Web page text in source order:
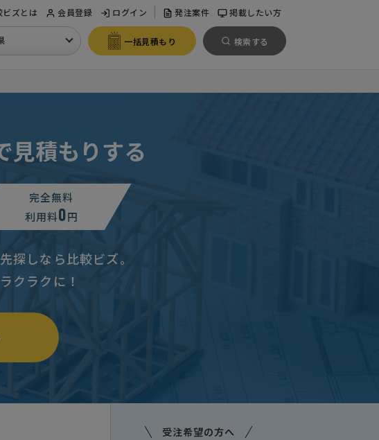
ビズとは 会員登録 ログイン 発注案件 掲載したい方
一括見積もり 検索する
見積もりする
完全無料
利用料0円
探しなら比較ビズ。
クラクに！
受注希望の方へ